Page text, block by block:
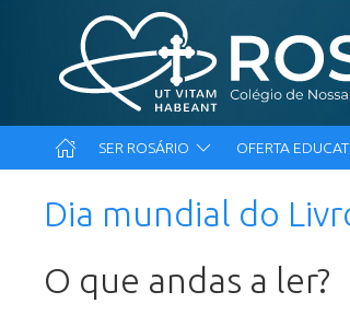
SER ROSÁRIO OFERTA
Dia mundial do
O que andas a ler?